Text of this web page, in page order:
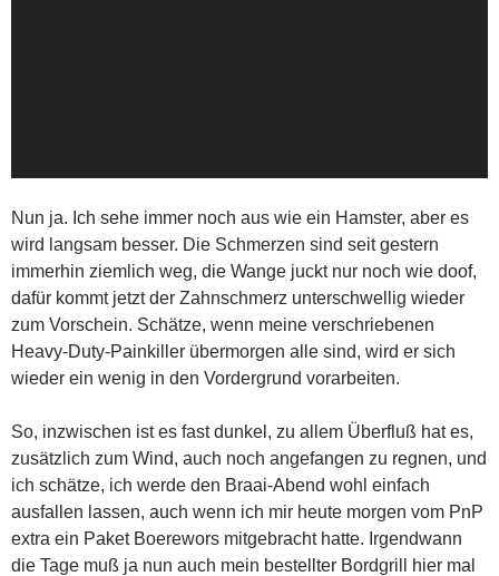
Nun ja. Ich sehe immer noch aus wie ein Hamster, aber es
wird langsam besser. Die Schmerzen sind seit gestern
immerhin ziemlich weg, die Wange juckt nur noch wie doof,
dafür kommt jetzt der Zahnschmerz unterschwellig wieder
zum Vorschein. Schätze, wenn meine verschriebenen
Heavy-Duty-Painkiller übermorgen alle sind, wird er sich
wieder ein wenig in den Vordergrund vorarbeiten.
So, inzwischen ist es fast dunkel, zu allem Überfluß hat es,
zusätzlich zum Wind, auch noch angefangen zu regnen, und
ich schätze, ich werde den Braai-Abend wohl einfach
ausfallen lassen, auch wenn ich mir heute morgen vom PnP
extra ein Paket Boerewors mitgebracht hatte. Irgendwann
die Tage muß ja nun auch mein bestellter Bordgrill hier mal